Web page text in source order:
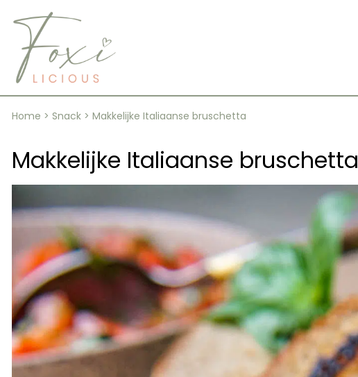
content
Home > Snack > Makkelijke Italiaanse bruschetta
Makkelijke Italiaanse bruschetta